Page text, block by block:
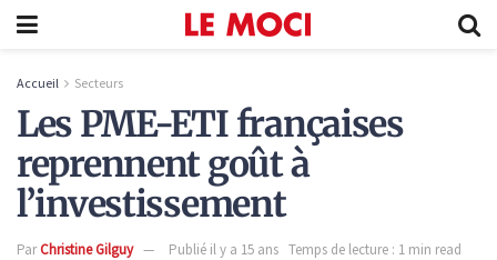
Accueil Secteurs
Les PME-ETI françaises
reprennent goût à
l’investissement
ParChristine Gilguy Publié il y a 15 ans Temps de lecture : 1 min read